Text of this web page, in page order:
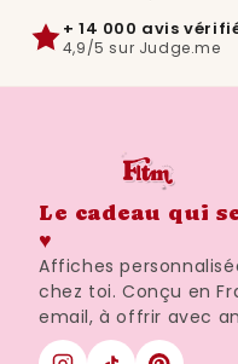
+ 14 000 avis
4,9/5 sur Judge.me
Le cadeau qui
♥
Affiches
chez toi. Conçu en
email, à offrir avec